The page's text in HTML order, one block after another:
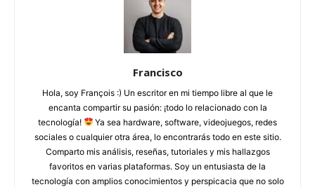
Francisco
Hola, soy François :) Un escritor en mi tiempo libre al que le
encanta compartir su pasión: ¡todo lo relacionado con la
tecnología!
Ya sea hardware, software, videojuegos, redes
sociales o cualquier otra área, lo encontrarás todo en este sitio.
Comparto mis análisis, reseñas, tutoriales y mis hallazgos
favoritos en varias plataformas. Soy un entusiasta de la
tecnología con amplios conocimientos y perspicacia que no solo